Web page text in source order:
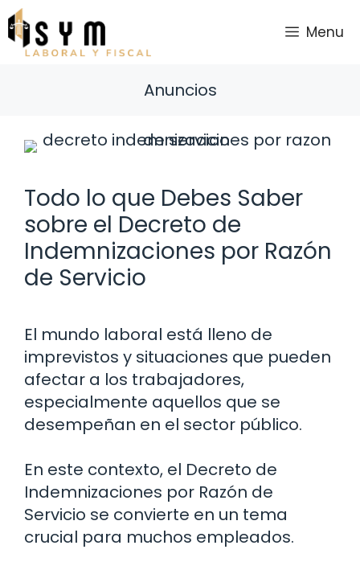
Saltar
al
contenido
Menu
Anuncios
Todo lo que Debes Saber
sobre el Decreto de
Indemnizaciones por Razón
de Servicio
El mundo laboral está lleno de
imprevistos y situaciones que pueden
afectar a los trabajadores,
especialmente aquellos que se
desempeñan en el sector público.
En este contexto, el Decreto de
Indemnizaciones por Razón de
Servicio se convierte en un tema
crucial para muchos empleados.